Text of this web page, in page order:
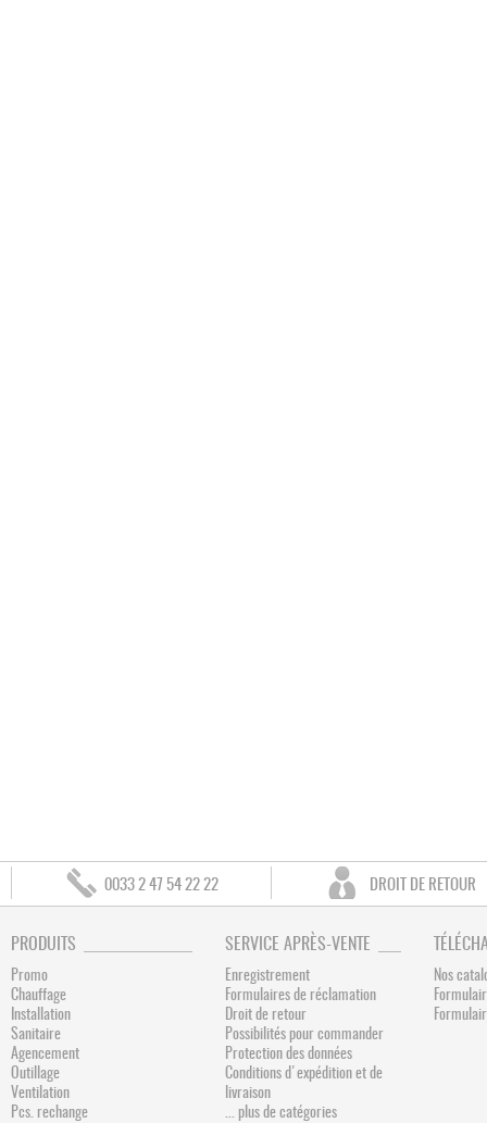
0033 2 47 54 22 22 DROIT DE RETOUR
PRODUITS
Promo
Chauffage
Installation
Sanitaire
Agencement
Outillage
Ventilation
Pcs. rechange
SERVICE APRÈS-VENTE
Enregistrement
Formulaires de réclamation
Droit de retour
Possibilités pour commander
Protection des données
Conditions d'expédition et de
livraison
... plus de catégories
Nos